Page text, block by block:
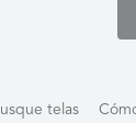
Busque telas